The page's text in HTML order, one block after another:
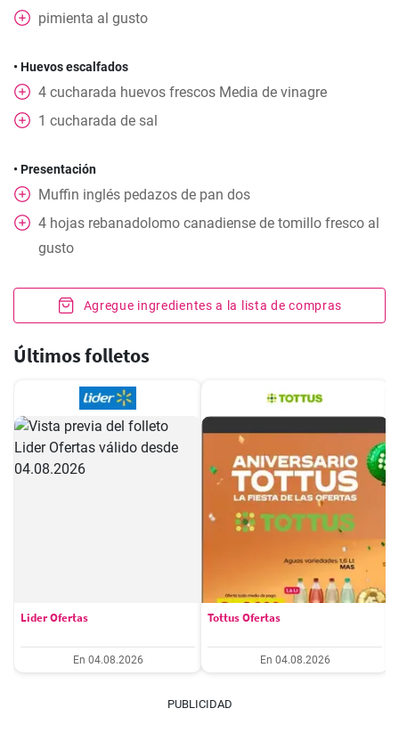
pimienta al gusto
• Huevos escalfados
4 cucharada huevos frescos Media de vinagre
1 cucharada de sal
• Presentación
Muffin inglés pedazos de pan dos
4 hojas rebanadolomo canadiense de tomillo fresco al
gusto
Agregue ingredientes a la lista de compras
Últimos folletos
Lider Ofertas
En 04.08.2026
Tottus Ofertas
En 04.08.2026
PUBLICIDAD